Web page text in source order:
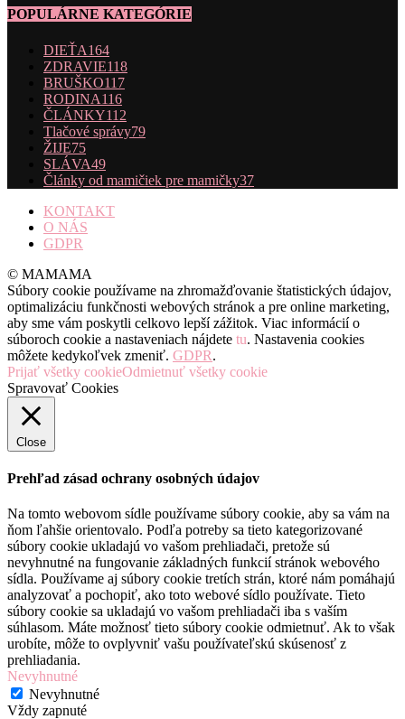
POPULÁRNE KATEGÓRIE
DIEŤA164
ZDRAVIE118
BRUŠKO117
RODINA116
ČLÁNKY112
Tlačové správy79
ŽIJE75
SLÁVA49
Články od mamičiek pre mamičky37
KONTAKT
O NÁS
GDPR
© MAMAMA
Súbory cookie používame na zhromažďovanie štatistických údajov,
optimalizáciu funkčnosti webových stránok a pre online marketing,
aby sme vám poskytli celkovo lepší zážitok. Viac informácií o
súboroch cookie a nastaveniach nájdete tu. Nastavenia cookies
môžete kedykoľvek zmeniť. GDPR.
Prijať všetky cookieOdmietnuť všetky cookie
Spravovať Cookies
Close
Prehľad zásad ochrany osobných údajov
Na tomto webovom sídle používame súbory cookie, aby sa vám na
ňom ľahšie orientovalo. Podľa potreby sa tieto kategorizované
súbory cookie ukladajú vo vašom prehliadači, pretože sú
nevyhnutné na fungovanie základných funkcií stránok webového
sídla. Používame aj súbory cookie tretích strán, ktoré nám pomáhajú
analyzovať a pochopiť, ako toto webové sídlo používate. Tieto
súbory cookie sa ukladajú vo vašom prehliadači iba s vaším
súhlasom. Máte možnosť tieto súbory cookie odmietnuť. Ak to však
urobíte, môže to ovplyvniť vašu používateľskú skúsenosť z
prehliadania.
Nevyhnutné
Nevyhnutné
Vždy zapnuté